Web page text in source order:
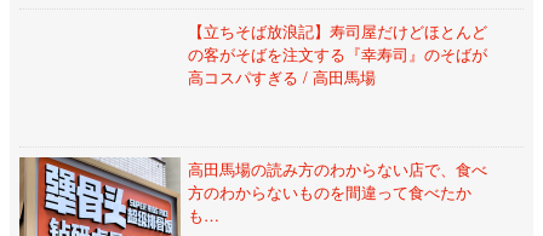
【立ちそば放浪記】寿司屋だけどほとんど
の客がそばを注文する『幸寿司』のそばが
高コスパすぎる / 高田馬場
高田馬場の読み方のわからない店で、食べ
方のわからないものを間違って食べたか
も…